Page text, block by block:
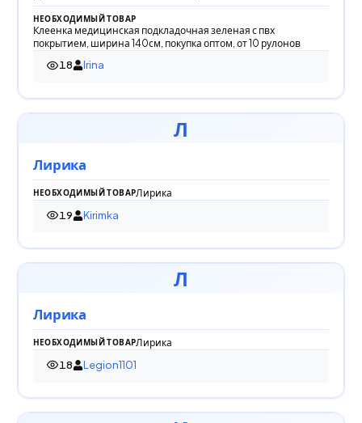
НЕОБХОДИМЫЙ ТОВАР
Клеенка медицинская подкладочная зеленая с пвх
покрытием, ширина 140см, покупка оптом, от 10 рулонов
18
18 просмотров
Irina
Л
Лирика
НЕОБХОДИМЫЙ ТОВАРЛирика
19
19 просмотров
Kirimka
Л
Лирика
НЕОБХОДИМЫЙ ТОВАРЛирика
18
18 просмотров
Legion1101